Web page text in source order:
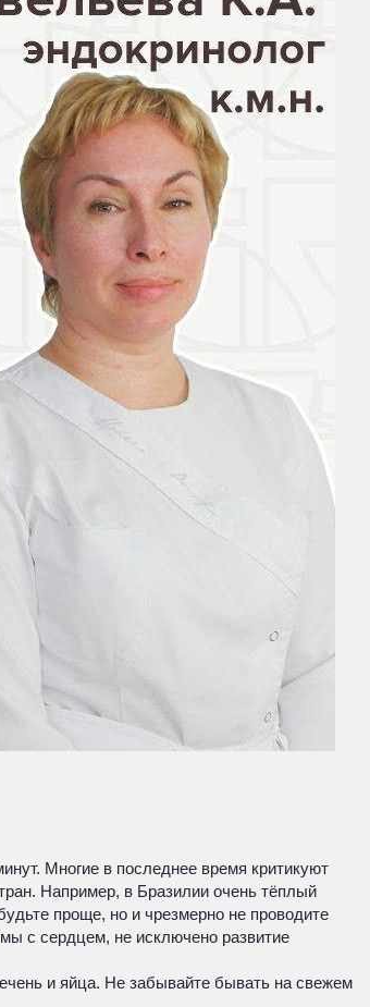
Многие в последнее время критикуют
Например, в Бразилии очень тёплый
проще, но и чрезмерно не проводите
с сердцем, не исключено развитие
и яйца. Не забывайте бывать на свежем